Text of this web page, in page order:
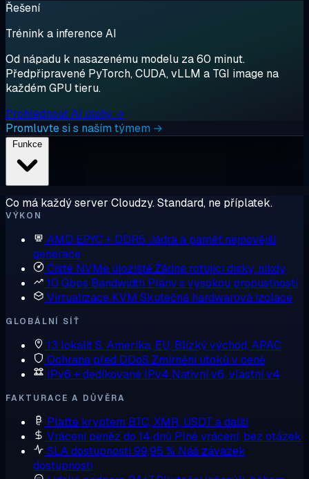
Řešení
Trénink a inference AI
Od nápadu k nasazenému modelu za 60 minut.
Předpřipravené PyTorch, CUDA, vLLM a TGI image na
každém GPU tieru.
Prohlédnout AI úlohy →
Promluvte si s naším týmem →
Co má každý server Cloudzy. Standard, ne příplatek.
VÝKON
AMD EPYC + DDR5 Jádra a paměť nejnovější
generace
Čisté NVMe úložištěŽádné rotující disky, nikdy
10 Gbps Bandwidth Plány s vysokou propustností
Virtualizace KVM Skutečná hardwarová izolace
GLOBÁLNÍ SÍŤ
13 lokalitS. Amerika, EU, Blízký východ, APAC
Ochrana před DDoS Zmírnění útoků v ceně
IPv6 + dedikované IPv4 Nativní v6, vlastní v4
FAKTURACE A DŮVĚRA
Plaťte kryptem BTC, XMR, USDT a další
Vrácení peněz do 14 dnů Plné vrácení, bez otázek
SLA dostupnosti 99,95 % Náš závazek
dostupnosti